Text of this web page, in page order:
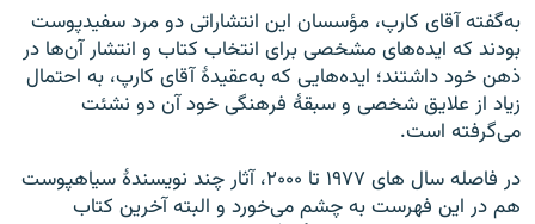
به‌گفته آقای کارپ، مؤسسان این انتشاراتی دو مرد سفیدپوست
بودند که ایده‌های مشخصی برای انتخاب کتاب و انتشار آن‌ها در
ذهن خود داشتند؛ ایده‌هایی که به‌عقیدهٔ آقای کارپ،‌ به احتمال
زیاد از علایق شخصی و سبقهٔ فرهنگی خود آن دو نشئت
می‌گرفته است.
در فاصله سال های ۱۹۷۷ تا ۲۰۰۰،‌ آثار چند نویسندهٔ سیاهپوست
هم در این فهرست به چشم می‌خورد و البته آخرین کتاب